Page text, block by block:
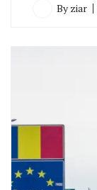
By ziar